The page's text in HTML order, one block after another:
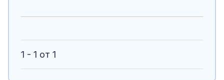
1 - 1 от 1